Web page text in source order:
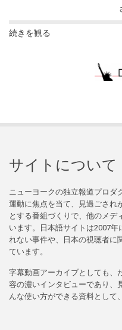
続きを観る
サイトについて
ニューヨークの独立報道プロダ
運動に焦点を当て、見過ごされ
とする番組づくりで、他のメデ
います。日本語サイトは2007
れない事件や、日本の視聴者に
ています。
字幕動画アーカイブとしても、
容の濃いインタビューであり、
んな使い方ができる資料として